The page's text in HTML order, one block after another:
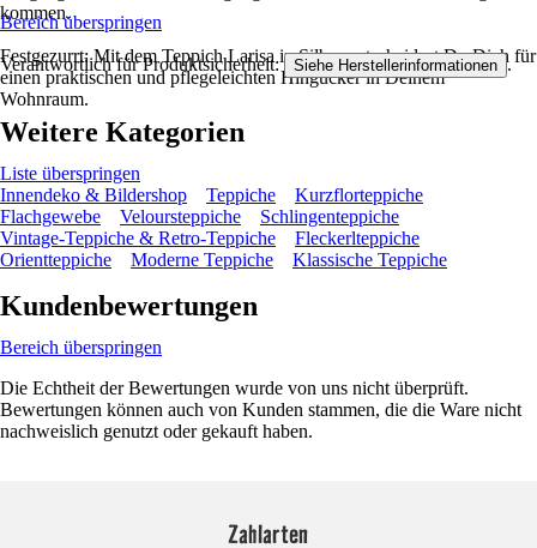
kommen.
Festgezurrt: Mit dem Teppich Larisa in Silber entscheidest Du Dich für
einen praktischen und pflegeleichten Hingucker in Deinem
Wohnraum.
Bereich überspringen
Verantwortlich für Produktsicherheit: Siehe Herstellerinformationen .
Weitere Kategorien
Liste überspringen
Innendeko & Bildershop
Teppiche
Kurzflorteppiche
Flachgewebe
Veloursteppiche
Schlingenteppiche
Vintage-Teppiche & Retro-Teppiche
Fleckerlteppiche
Orientteppiche
Moderne Teppiche Klassische Teppiche
Kundenbewertungen
Bereich überspringen
Die Echtheit der Bewertungen wurde von uns nicht überprüft.
Bewertungen können auch von Kunden stammen, die die Ware nicht
nachweislich genutzt oder gekauft haben.
Zahlarten